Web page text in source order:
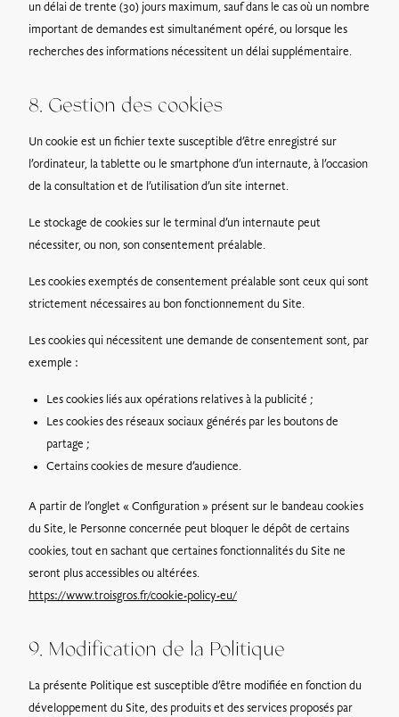
un délai de trente (30) jours maximum, sauf dans le cas où un nombre
important de demandes est simultanément opéré, ou lorsque les
recherches des informations nécessitent un délai supplémentaire.
8. Gestion des cookies
Un cookie est un fichier texte susceptible d’être enregistré sur
l’ordinateur, la tablette ou le smartphone d’un internaute, à l’occasion
de la consultation et de l’utilisation d’un site internet.
Le stockage de cookies sur le terminal d’un internaute peut
nécessiter, ou non, son consentement préalable.
Les cookies exemptés de consentement préalable sont ceux qui sont
strictement nécessaires au bon fonctionnement du Site.
Les cookies qui nécessitent une demande de consentement sont, par
exemple :
Les cookies liés aux opérations relatives à la publicité ;
Les cookies des réseaux sociaux générés par les boutons de
partage ;
Certains cookies de mesure d’audience.
A partir de l’onglet « Configuration » présent sur le bandeau cookies
du Site, le Personne concernée peut bloquer le dépôt de certains
cookies, tout en sachant que certaines fonctionnalités du Site ne
seront plus accessibles ou altérées.
https://www.troisgros.fr/cookie-policy-eu/
9. Modification de la Politique
La présente Politique est susceptible d’être modifiée en fonction du
développement du Site, des produits et des services proposés par